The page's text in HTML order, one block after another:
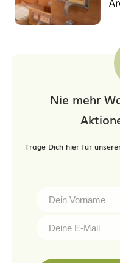
Nie mehr
Trage Dich hier für